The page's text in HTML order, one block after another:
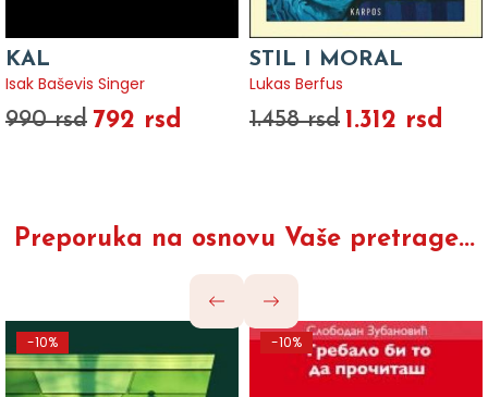
KAL
Isak Baševis Singer
990 rsd 792 rsd
STIL I MORAL
Lukas Berfus
1.458 rsd 1.312 rsd
Preporuka na osnovu Vaše pretrage...
-10% -10%